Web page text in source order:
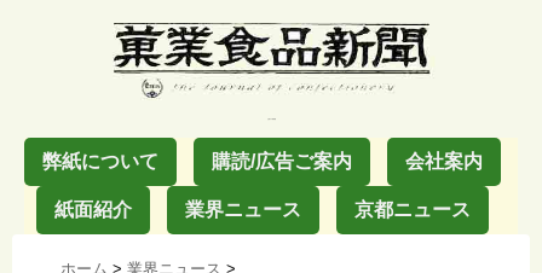
弊紙について 購読/広告ご案内 会社案内
紙面紹介 業界ニュース 京都ニュース
ホーム > 業界ニュース >